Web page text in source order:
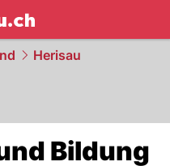
NAU.ch
Herisau
Bildung